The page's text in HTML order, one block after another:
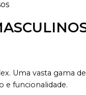
Uma vasta gama
e funcionalidade.